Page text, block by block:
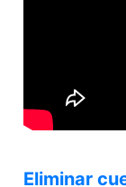
Eliminar